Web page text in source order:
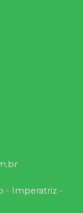
- Imperatriz -